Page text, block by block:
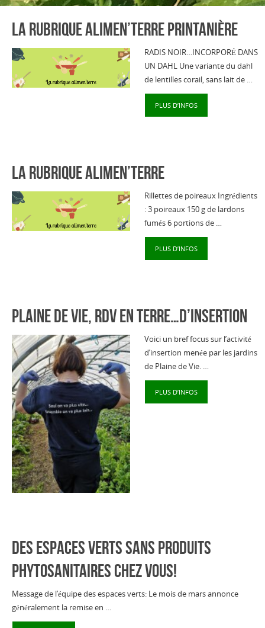
La rubrique alimen’terre printanière
RADIS NOIR…INCORPORÉ DANS
UN DAHL Une variante du dahl
de lentilles corail, sans lait de …
PLUS D’INFOS
La rubrique alimen’terre
Rillettes de poireaux Ingrédients
: 3 poireaux 150 g de lardons
fumés 6 portions de …
PLUS D’INFOS
Plaine de Vie, rdv en terre…d’insertion
Voici un bref focus sur l’activité
d’insertion menée par les jardins
de Plaine de Vie. …
PLUS D’INFOS
Des espaces verts sans produits
phytosanitaires chez vous!
Message de l’équipe des espaces verts: Le mois de mars annonce
généralement la remise en …